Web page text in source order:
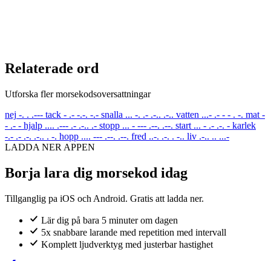
Relaterade ord
Utforska fler morsekodsoversattningar
nej -. . .--- tack - .- -.-. -.- snalla ... -. .- .-.. .-.. vatten ...- .- - - . -. mat -
- .- - hjalp .... .--- .- .-.. .- stopp ... - --- .--. .--. start ... - .- .-. - karlek
-.- .- .-. .-.. . -. hopp .... --- .--. .--. fred ..-. .-. . -.. liv .-.. .. ...-
LADDA NER APPEN
Borja lara dig morsekod idag
Tillganglig pa iOS och Android. Gratis att ladda ner.
Lär dig på bara 5 minuter om dagen
5x snabbare larande med repetition med intervall
Komplett ljudverktyg med justerbar hastighet